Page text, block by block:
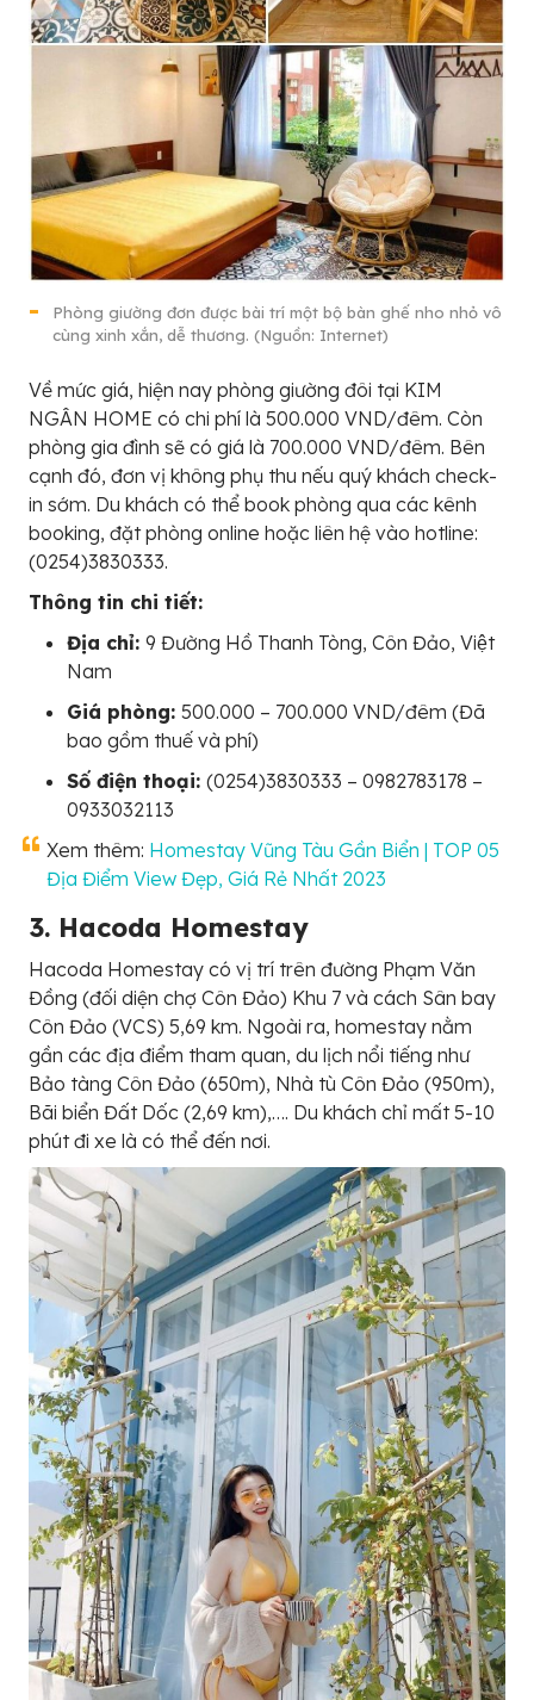
Phòng giường đơn được bài trí một bộ bàn ghế nho nhỏ vô
cùng xinh xắn, dễ thương. (Nguồn: Internet)
Về mức giá, hiện nay phòng giường đôi tại KIM
NGÂN HOME có chi phí là 500.000 VND/đêm. Còn
phòng gia đình sẽ có giá là 700.000 VND/đêm. Bên
cạnh đó, đơn vị không phụ thu nếu quý khách check-
in sớm. Du khách có thể book phòng qua các kênh
booking, đặt phòng online hoặc liên hệ vào hotline:
(0254)3830333.
Thông tin chi tiết:
Địa chỉ: 9 Đường Hồ Thanh Tòng, Côn Đảo, Việt
Nam
Giá phòng: 500.000 – 700.000 VND/đêm (Đã
bao gồm thuế và phí)
Số điện thoại: (0254)3830333 – 0982783178 –
0933032113
Xem thêm: Homestay Vũng Tàu Gần Biển | TOP 05
Địa Điểm View Đẹp, Giá Rẻ Nhất 2023
3. Hacoda Homestay
Hacoda Homestay có vị trí trên đường Phạm Văn
Đồng (đối diện chợ Côn Đảo) Khu 7 và cách Sân bay
Côn Đảo (VCS) 5,69 km. Ngoài ra, homestay nằm
gần các địa điểm tham quan, du lịch nổi tiếng như
Bảo tàng Côn Đảo (650m), Nhà tù Côn Đảo (950m),
Bãi biển Đất Dốc (2,69 km),…. Du khách chỉ mất 5-10
phút đi xe là có thể đến nơi.